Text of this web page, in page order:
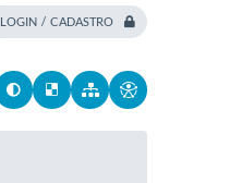
LOGIN / CADASTRO